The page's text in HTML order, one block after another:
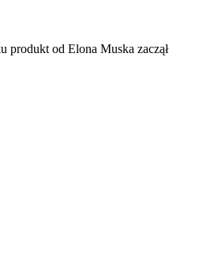
produkt od Elona Muska zaczął